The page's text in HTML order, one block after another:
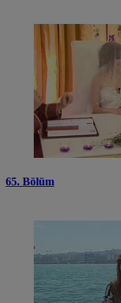
65. Bölüm